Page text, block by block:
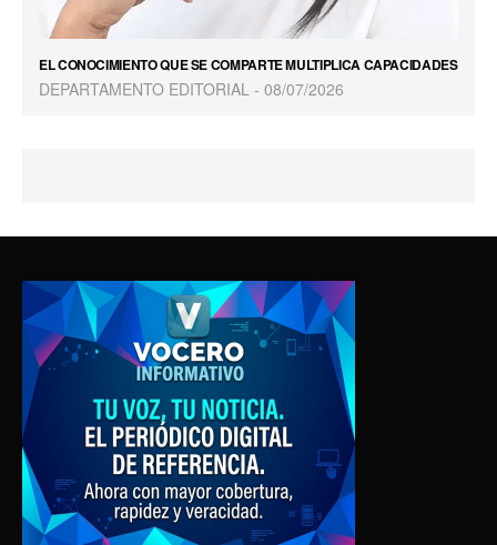
EL CONOCIMIENTO QUE SE COMPARTE MULTIPLICA CAPACIDADES
DEPARTAMENTO EDITORIAL 08/07/2026